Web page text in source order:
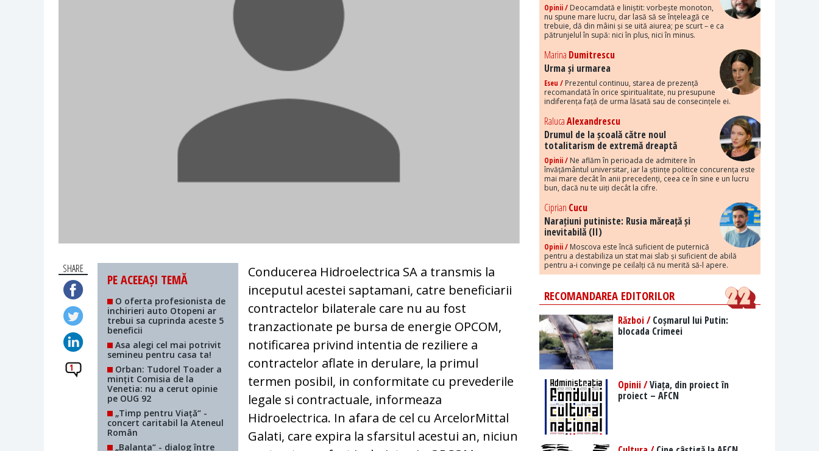
SHARE
1
PE ACEEAȘI TEMĂ
O oferta profesionista de
inchirieri auto Otopeni ar
trebui sa cuprinda aceste 5
beneficii
Asa alegi cel mai potrivit
semineu pentru casa ta!
Orban: Tudorel Toader a
mințit Comisia de la
Venetia: nu a cerut opinie
pe OUG 92
„Timp pentru Viață“ -
concert caritabil la Ateneul
Român
„Balanța“ - dialog între
Conducerea Hidroelectrica SA a transmis la
inceputul acestei saptamani, catre beneficiarii
contractelor bilaterale care nu au fost
tranzactionate pe bursa de energie OPCOM,
notificarea privind intentia de reziliere a
contractelor aflate in derulare, la primul
termen posibil, in conformitate cu prevederile
legale si contractuale, informeaza
Hidroelectrica. In afara de cel cu ArcelorMittal
Galati, care expira la sfarsitul acestui an, niciun
Opinii / Deocamdată e liniștit: vorbește monoton,
nu spune mare lucru, dar lasă să se înțeleagă ce
trebuie, dă din mâini și se uită aiurea; pe scurt – e ca
pătrunjelul în supă: nici în plus, nici în minus.
Marina Dumitrescu
Urma și urmarea
Eseu / Prezentul continuu, starea de prezență
recomandată în orice spiritualitate, nu presupune
indiferența față de urma lăsată sau de consecințele ei.
RalucaAlexandrescu
Drumul de la școală către noul
totalitarism de extremă dreaptă
Opinii / Ne aflăm în perioada de admitere în
învățământul universitar, iar la științe politice concurența este
mai mare decât în anii precedenți, ceea ce în sine e un lucru
bun, dacă nu te uiți decât la cifre.
Ciprian Cucu
Narațiuni putiniste: Rusia măreață și
inevitabilă (II)
Opinii / Moscova este încă suficient de puternică
pentru a destabiliza un stat mai slab și suficient de abilă
pentru a-i convinge pe ceilalți că nu merită să-l apere.
RECOMANDAREA EDITORILOR
Război /Coșmarul lui Putin:
blocada Crimeei
Opinii /Viața, din proiect în
proiect – AFCN